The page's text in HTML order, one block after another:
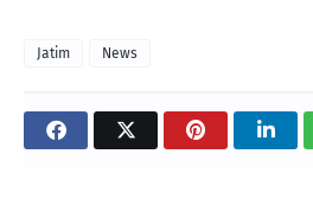
Jatim News